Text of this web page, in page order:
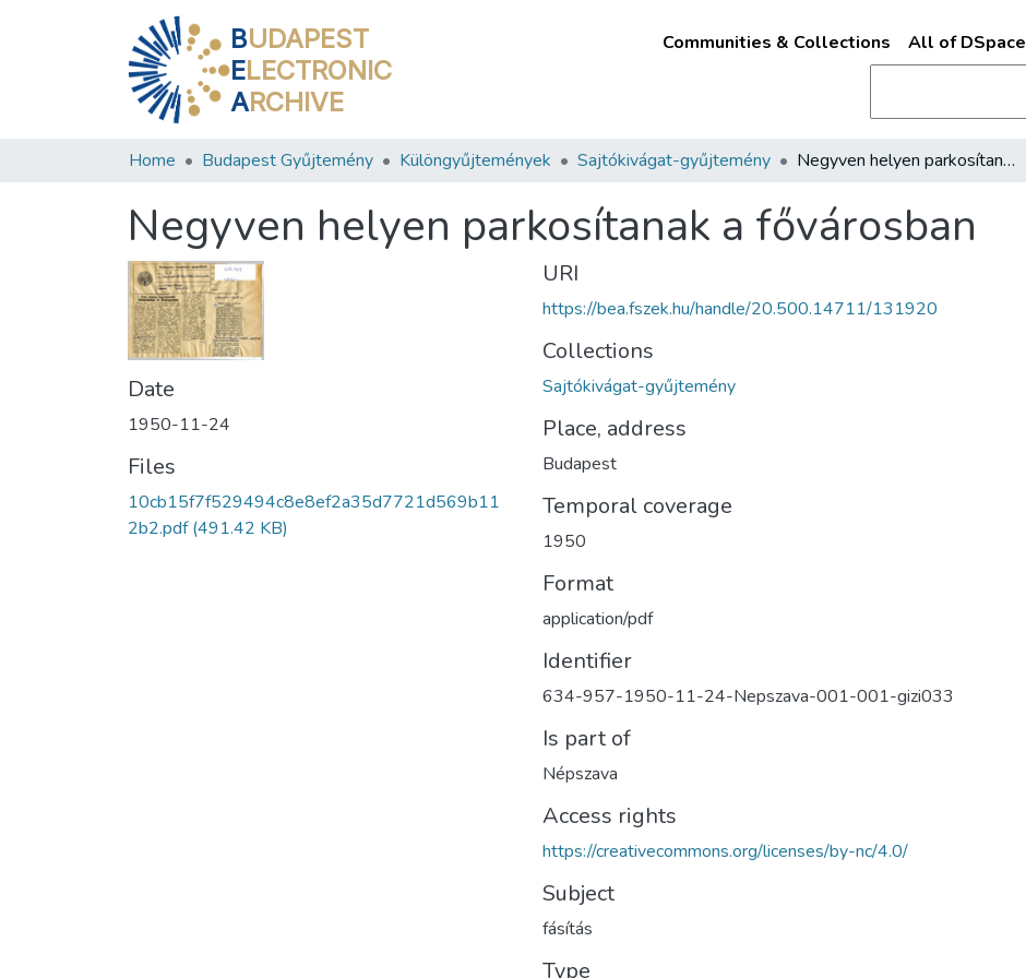
BUDAPEST
ELECTRONIC
ARCHIVE
Communities & Collections All of DSpace
Home Budapest Gyűjtemény Különgyűjtemények Sajtókivágat-gyűjtemény Negyven helyen parkosítanak a fővárosban
Negyven helyen parkosítanak a fővárosban
Date
1950-11-24
Files
10cb15f7f529494c8e8ef2a35d7721d569b11
2b2.pdf(491.42 KB)
URI
https://bea.fszek.hu/handle/20.500.14711/131920
Collections
Sajtókivágat-gyűjtemény
Place, address
Budapest
Temporal coverage
1950
Format
application/pdf
Identifier
634-957-1950-11-24-Nepszava-001-001-gizi033
Is part of
Népszava
Access rights
https://creativecommons.org/licenses/by-nc/4.0/
Subject
fásítás
Type